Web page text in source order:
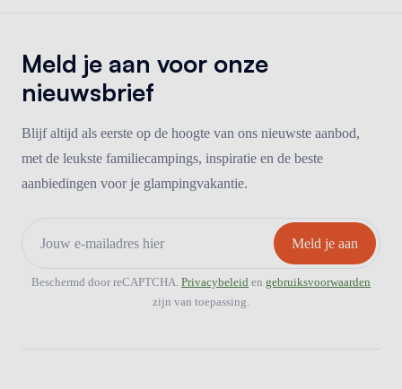
Meld je aan voor onze
nieuwsbrief
Blijf altijd als eerste op de hoogte van ons nieuwste aanbod,
met de leukste familiecampings, inspiratie en de beste
aanbiedingen voor je glampingvakantie.
Beschermd door reCAPTCHA. Privacybeleid en gebruiksvoorwaarden
zijn van toepassing.